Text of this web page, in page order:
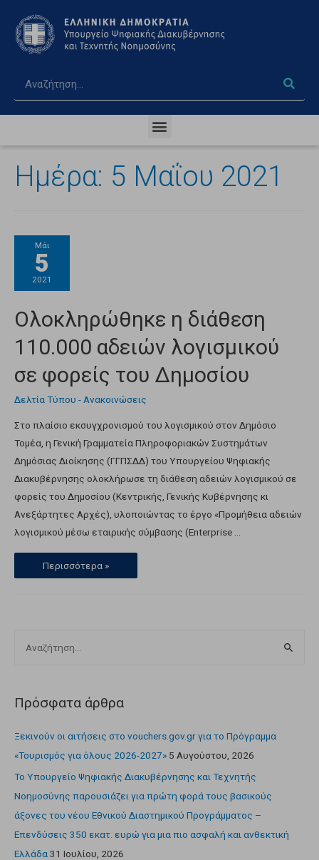
Ημέρα: 5 Μαΐου 2021
Μάι
5
2021
Ολοκληρώθηκε η διάθεση
110.000 αδειών λογισμικού
σε φορείς του Δημοσίου
Δελτία Τύπου - Ανακοινώσεις
Στο πλαίσιο εκσυγχρονισμού του λογισμικού στον Δημόσιο
Τομέα, η Γενική Γραμματεία Πληροφοριακών Συστημάτων
Δημόσιας Διοίκησης (ΓΓΠΣΔΔ) του Υπουργείου Ψηφιακής
Διακυβέρνησης ολοκλήρωσε τη διάθεση αδειών λογισμικού σε
φορείς του Δημοσίου (Κεντρικής, Γενικής Κυβέρνησης κι
Ανεξάρτητες Αρχές), υλοποιώντας το έργο «Προμήθεια αδειών
λογισμικού μέσω εταιρικής σύμβασης (Enterprise …
Περισσότερα »
Πρόσφατα άρθρα
Ξεκινούν οι αιτήσεις στο vouchers.gov.gr για το Πρόγραμμα
«Τουρισμός για όλους 2026-2027» 5 Αυγούστου, 2026
Το Υπουργείο Ψηφιακής Διακυβέρνησης και Τεχνητής
Νοημοσύνης παρουσιάζει για πρώτη φορά τους βασικούς
άξονες του νέου Εθνικού Διαστημικού Προγράμματος –
Επενδύσεις 350 εκατ. ευρώ για μια πιο ασφαλή και ανθεκτική
Ελλάδα 31 Ιουλίου, 2026